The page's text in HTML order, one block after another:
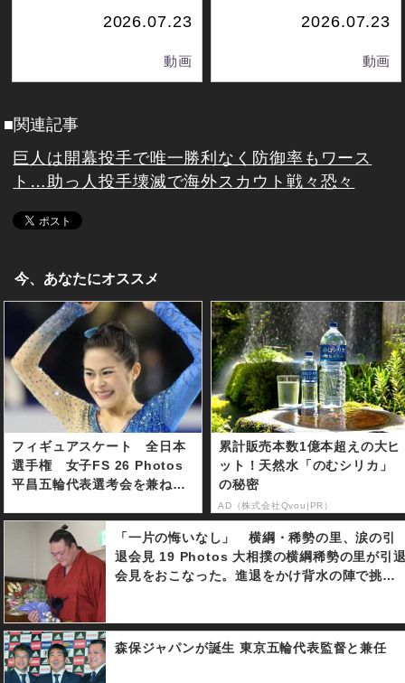
2026.07.23
動画
2026.07.23
動画
■関連記事
巨人は開幕投手で唯一勝利なく防御率もワース
ト…助っ人投手壊滅で海外スカウト戦々恐々
今、あなたにオススメ
フィギュアスケート 全日本
選手権 女子FS 26 Photos
平昌五輪代表選考会を兼ねた
手権の女子フリースケーティ
ングが２３日に開催。宮原知
子選手が優勝、２位に坂本花
織選手、３位に紀平梨花選手
と続いた。
累計販売本数1億本超えの大ヒ
ット！天然水「のむシリカ」
の秘密
AD（株式会社Qvou|PR）
「一片の悔いなし」 横綱・稀勢の里、涙の引
退会見 19 Photos 大相撲の横綱稀勢の里が引
会見をおこなった。進退をかけ背水の陣で挑ん
に悩まされ、復活できぬまま土俵を去ることと
なった。
森保ジャパンが誕生 東京五輪代表監督と兼任